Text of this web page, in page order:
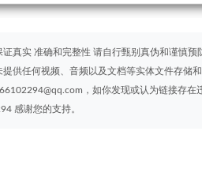
真实 准确和完整性 请自行甄别真伪和谨慎
供任何视频、音频以及文档等实体文件存储
，如你发现或认为链接存在
感谢您的支持。